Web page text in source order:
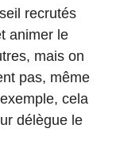
recrutés
animer le
mais on
pas, même
cela
délègue le